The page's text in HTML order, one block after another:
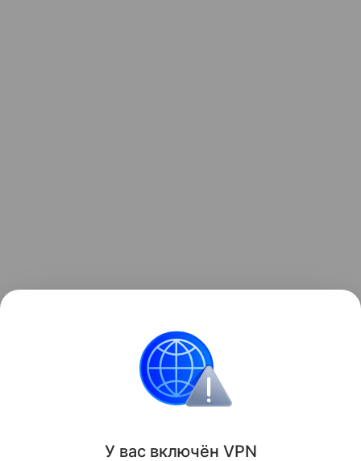
смартфоны
Поделиться
У вас включён VPN